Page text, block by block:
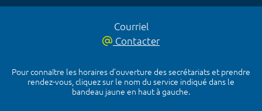
Courriel
Contacter
Pour connaître les horaires d’ouverture des secrétariats et prendre
rendez-vous, cliquez sur le nom du service indiqué dans le
bandeau jaune en haut à gauche.